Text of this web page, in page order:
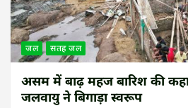
जल सतह जल
असम में बाढ़ महज बारिश की
जलवायु ने बिगाड़ा स्वरूप